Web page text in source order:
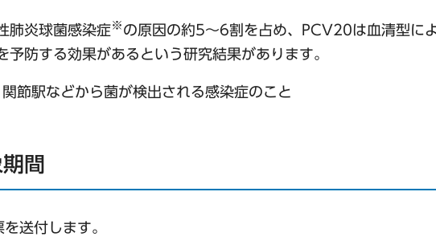
肺炎球菌感染症※ の原因の約5～6割を占め、PCV20は血清型に
防する効果があるという研究結果があります。
節駅などから菌が検出される感染症のこと
間
送付します。